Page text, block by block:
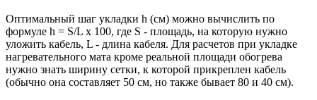
Оптимальный шаг укладки h (см) можно вычислить по
формуле h = S/L х 100, где S - площадь, на которую нужно
уложить кабель, L - длина кабеля. Для расчетов при укладке
нагревательного мата кроме реальной площади обогрева
нужно знать ширину сетки, к которой прикреплен кабель
(обычно она составляет 50 см, но также бывает 80 и 40 см).